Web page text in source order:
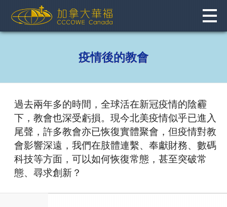
content
疫情後的教會
過去兩年多的時間，全球活在新冠疫情的陰霾
下，教會也深受虧損。現今北美疫情似乎已進入
尾聲，許多教會亦已恢復實體聚會，但疫情對教
會影響深遠，我們在肢體連繫、奉獻財務、數碼
科技等方面，可以如何恢復常態，甚至突破常
態、尋求創新？